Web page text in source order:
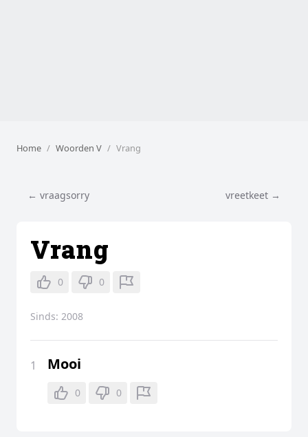
Home Woorden V Vrang
← vraagsorry vreetkeet →
Vrang
0 0
Sinds: 2008
1 Mooi
0 0